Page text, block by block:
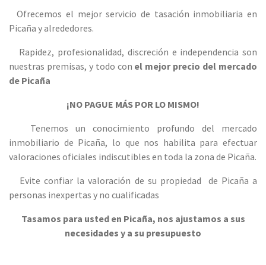
Ofrecemos el mejor servicio de tasación inmobiliaria en
Picaña y alrededores.
Rapidez, profesionalidad, discreción e independencia son
nuestras premisas, y todo con el mejor precio del mercado
de Picaña
¡NO PAGUE MÁS POR LO MISMO!
Tenemos un conocimiento profundo del mercado
inmobiliario de Picaña, lo que nos habilita para efectuar
valoraciones oficiales indiscutibles en toda la zona de Picaña.
Evite confiar la valoración de su propiedad de Picaña a
personas inexpertas y no cualificadas
Tasamos para usted en Picaña, nos ajustamos a sus
necesidades y a su presupuesto